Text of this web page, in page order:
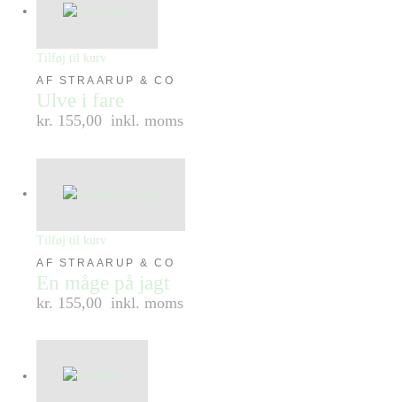
Tilføj til kurv
AF STRAARUP & CO
Ulve i fare
kr. 155,00 inkl. moms
Tilføj til kurv
AF STRAARUP & CO
En måge på jagt
kr. 155,00 inkl. moms